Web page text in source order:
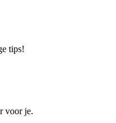
tips!
voor je.